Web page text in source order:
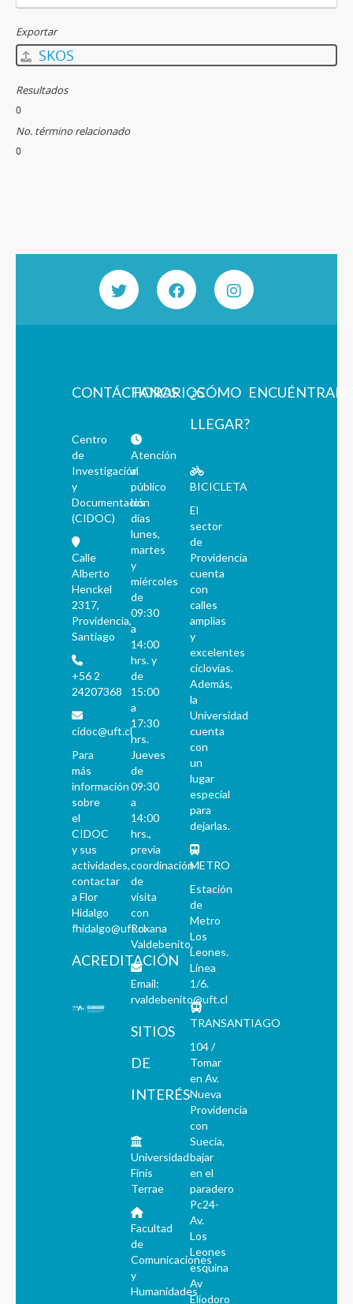
Exportar
SKOS
Resultados
0
No. término relacionado
0
CONTÁCTANOS
Centro
de
Investigación
y
Documentación
(CIDOC)
Calle
Alberto
Henckel
2317,
Providencia,
Santiago
+56 2
24207368
cidoc@uft.cl
Para
más
información
sobre
el
CIDOC
y sus
actividades,
contactar
a Flor
Hidalgo
fhidalgo@uft.cl
ACREDITACIÓN
HORARIOS
Atención
al
público
los
días
lunes,
martes
y
miércoles
de
09:30
a
14:00
hrs. y
de
15:00
a
17:30
hrs.
Jueves
de
09:30
a
14:00
hrs.,
previa
coordinación
de
visita
con
Roxana
Valdebenito.
Email:
rvaldebenito@uft.cl
SITIOS
DE
INTERÉS
Universidad
Finis
Terrae
Facultad
de
Comunicaciones
y
Humanidades
¿CÓMO
LLEGAR?
BICICLETA
El
sector
de
Providencia
cuenta
con
calles
amplias
y
excelentes
ciclovías.
Además,
la
Universidad
cuenta
con
un
lugar
especial
para
dejarlas.
METRO
Estación
de
Metro
Los
Leones.
Línea
1/6.
TRANSANTIAGO
104 /
Tomar
en Av.
Nueva
Providencia
con
Suecia,
bajar
en el
paradero
Pc24-
Av.
Los
Leones
esquina
Av
Eliodoro